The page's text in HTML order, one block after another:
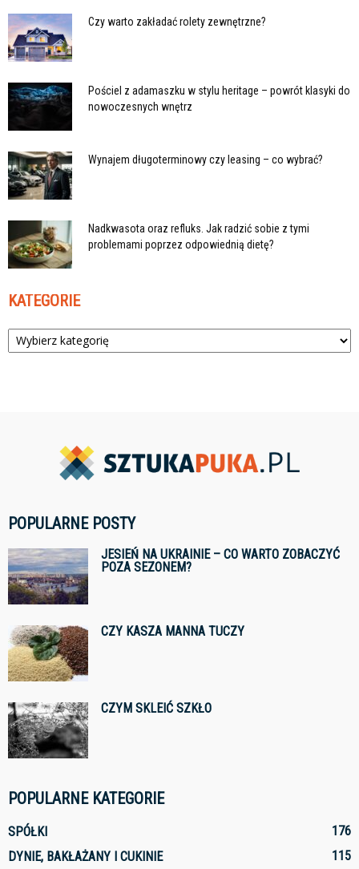
Czy warto zakładać rolety zewnętrzne?
Pościel z adamaszku w stylu heritage – powrót klasyki do
nowoczesnych wnętrz
Wynajem długoterminowy czy leasing – co wybrać?
Nadkwasota oraz refluks. Jak radzić sobie z tymi
problemami poprzez odpowiednią dietę?
KATEGORIE
Kategorie
POPULARNE POSTY
JESIEŃ NA UKRAINIE – CO WARTO ZOBACZYĆ
POZA SEZONEM?
CZY KASZA MANNA TUCZY
CZYM SKLEIĆ SZKŁO
POPULARNE KATEGORIE
SPÓŁKI
176
DYNIE, BAKŁAŻANY I CUKINIE
115